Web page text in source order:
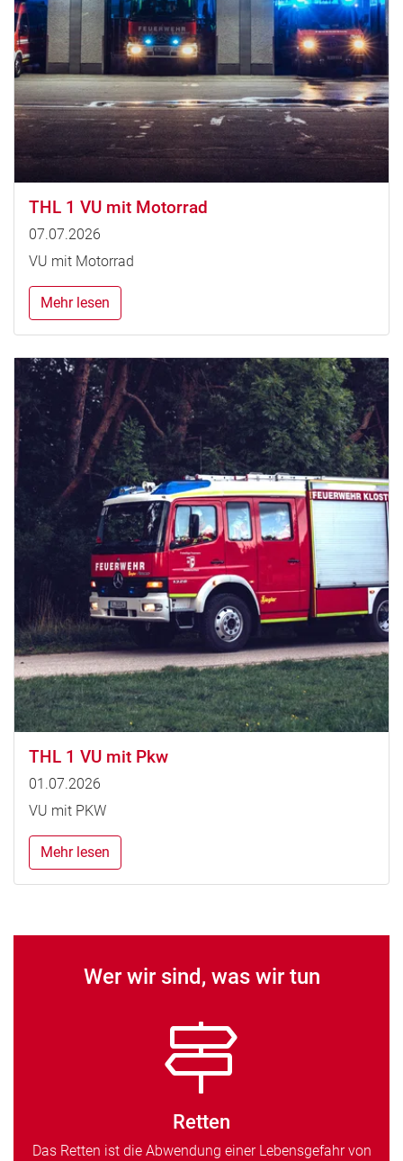
THL 1 VU mit Motorrad
07.07.2026
VU mit Motorrad
Mehr lesen
THL 1 VU mit Pkw
01.07.2026
VU mit PKW
Mehr lesen
Wer wir sind, was wir tun
Retten
Das Retten ist die Abwendung einer Lebensgefahr von